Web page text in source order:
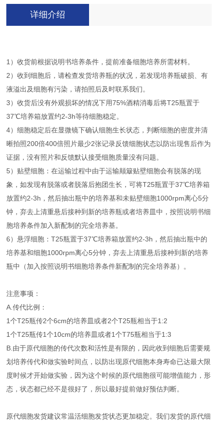
详细介绍
1）收货前根据说明书培养条件，提前准备细胞培养所需材料。
2）收到细胞后，请检查发货培养瓶的状况，若发现培养瓶破损、有
液溢出及细胞有污染，请拍照后及时联系我们。
3）收货后没有外观损坏的情况下用75%酒精消毒后将T25瓶置于
37℃培养箱放置约2-3h等待细胞稳定。
4）细胞稳定后在显微镜下确认细胞生长状态，判断细胞的密度并清
晰拍照200倍400倍照片最少2张记录反馈细胞状态以防出现售后作为
证据，没有照片和反馈默认接受细胞质量没有问题。
5）贴壁细胞：在运输过程中由于运输颠簸贴壁细胞会有脱落的现
象，如发现有脱落或者脱落后抱团生长，可将T25瓶置于37℃培养箱
放置约2-3h，然后抽出瓶中的培养基和未贴壁细胞1000rpm离心5分
钟，弃去上清重悬后接种到新的培养瓶或者培养皿中，按照说明书细
胞培养条件加入新配制的完全培养基。
6）悬浮细胞：T25瓶置于37℃培养箱放置约2-3h，然后抽出瓶中的
培养基和细胞1000rpm离心5分钟，弃去上清重悬后接种到新的培养
瓶中（加入按照说明书细胞培养条件新配制的完全培养基）。
注意事项：
A.传代比例：
1个T25瓶传2个6cm的培养皿或者2个T25瓶相当于1:2
1个T25瓶传1个10cm的培养皿或者1个T75瓶相当于1:3
B.由于原代细胞的传代次数和活性是有限的，因此收到细胞后需要规
划培养传代和做实验时间点，以防出现原代细胞本身寿命已达最大限
度时候才开始做实验，因为这个时候的原代细胞很可能增值能力，形
态，状态都已经不是很好了，所以最好提前做好预估判断。
原代细胞发货建议常温活细胞发货状态更加稳定。我们发货的原代细